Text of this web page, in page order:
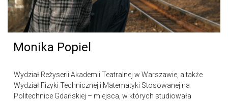
Monika Popiel
Wydział Reżyserii Akademii Teatralnej w Warszawie, a także
Wydział Fizyki Technicznej i Matematyki Stosowanej na
Politechnice Gdańskiej – miejsca, w których studiowała